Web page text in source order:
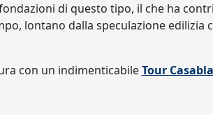
di questo tipo, il che ha
lontano dalla speculazione edilizia
con un indimenticabileTour